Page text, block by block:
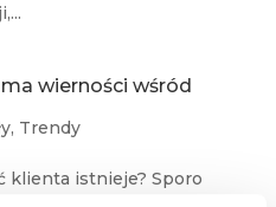
wierności wśród
, Trendy
klienta istnieje? Sporo